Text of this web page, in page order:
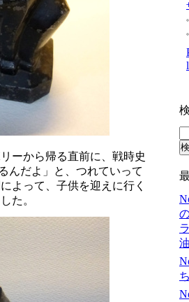
ーから帰る直前に、戦時史
んだよ」と、つれていって
よって、子供を迎えに行く
た。